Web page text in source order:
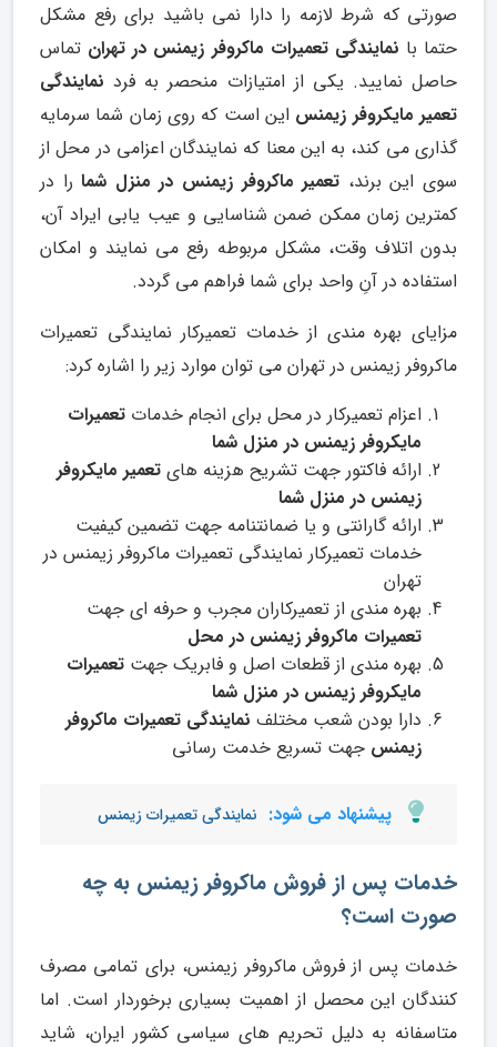
صورتی که شرط لازمه را دارا نمی باشید برای رفع مشکل
حتما با نمایندگی تعمیرات ماکروفر زیمنس در تهران تماس
حاصل نمایید. یکی از امتیازات منحصر به فرد نمایندگی
تعمیر مایکروفر زیمنس این است که روی زمان شما سرمایه
گذاری می کند، به این معنا که نمایندگان اعزامی در محل از
سوی این برند، تعمیر ماکروفر زیمنس در منزل شمارا در
کمترین زمان ممکن ضمن شناسایی و عیب یابی ایراد آن،
بدون اتلاف وقت، مشکل مربوطه رفع می نمایند و امکان
استفاده در آنِ واحد برای شما فراهم می گردد.
مزایای بهره مندی ازخدمات تعمیرکار نمایندگی تعمیرات
ماکروفر زیمنس در تهران می توان موارد زیر را اشاره کرد:
اعزام تعمیرکار در محل برای انجام خدمات تعمیرات
مایکروفر زیمنس در منزل شما
ارائه فاکتور جهت تشریح هزینه های تعمیر مایکروفر
زیمنس در منزل شما
ارائه گارانتی و یا ضمانتنامه جهت تضمین کیفیت
خدمات تعمیرکار نمایندگی تعمیرات ماکروفر زیمنس در
تهران
بهره مندی از تعمیرکاران مجرب و حرفه ای جهت
تعمیرات ماکروفر زیمنس در محل
بهره مندی از قطعات اصل و فابریک جهت تعمیرات
مایکروفر زیمنس در منزل شما
دارا بودن شعب مختلف نمایندگی تعمیرات ماکروفر
زیمنس جهت تسریع خدمت رسانی
پیشنهاد می شود: نمایندگی تعمیرات زیمنس
خدمات پس از فروش ماکروفر زیمنس به چه
صورت است؟
خدمات پس از فروش ماکروفر زیمنس، برای تمامی مصرف
کنندگان این محصل از اهمیت بسیاری برخوردار است. اما
متاسفانه به دلیل تحریم های سیاسی کشور ایران، شاید